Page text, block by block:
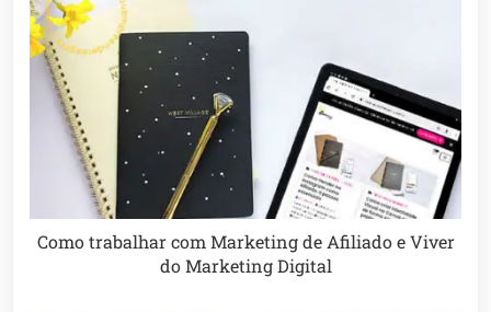
Como trabalhar com Marketing de Afiliado e Viver
do Marketing Digital